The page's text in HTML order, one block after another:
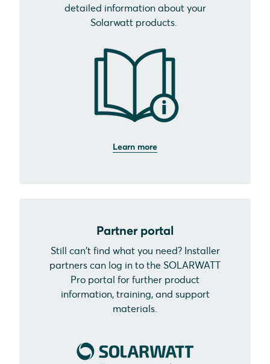
detailed information about your
Solarwatt products.
Learn more
Partner portal
Still can't find what you need? Installer
partners can log in to the SOLARWATT
Pro portal for further product
information, training, and support
materials.